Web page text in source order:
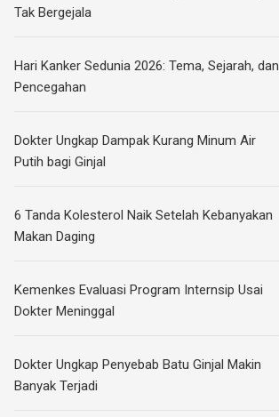
Tak Bergejala
Hari Kanker Sedunia 2026: Tema, Sejarah, dan
Pencegahan
Dokter Ungkap Dampak Kurang Minum Air
Putih bagi Ginjal
6 Tanda Kolesterol Naik Setelah Kebanyakan
Makan Daging
Kemenkes Evaluasi Program Internsip Usai
Dokter Meninggal
Dokter Ungkap Penyebab Batu Ginjal Makin
Banyak Terjadi